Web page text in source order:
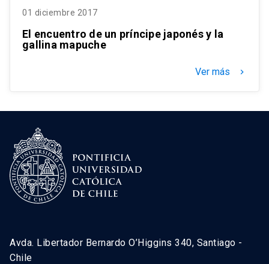
01 diciembre 2017
El encuentro de un príncipe japonés y la
gallina mapuche
Ver más keyboard_arrow_right
Avda. Libertador Bernardo O’Higgins 340, Santiago -
Chile